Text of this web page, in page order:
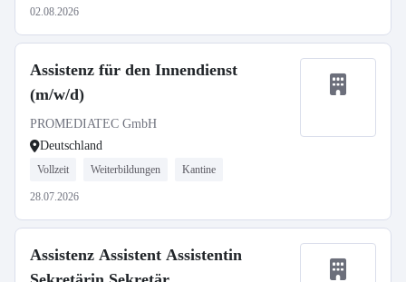
02.08.2026
Assistenz für den Innendienst
(m/w/d)
PROMEDIATEC GmbH
Deutschland
Vollzeit Weiterbildungen Kantine
28.07.2026
Assistenz Assistent Assistentin